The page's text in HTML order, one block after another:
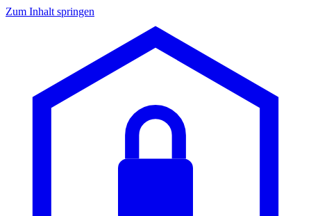
Zum Inhalt springen